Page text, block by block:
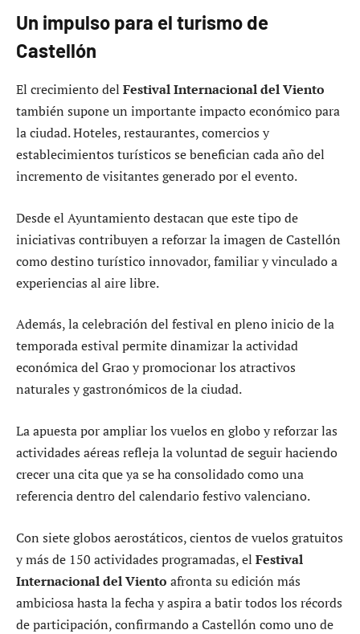
Un impulso para el turismo de
Castellón
El crecimiento del Festival Internacional del Viento
también supone un importante impacto económico para
la ciudad. Hoteles, restaurantes, comercios y
establecimientos turísticos se benefician cada año del
incremento de visitantes generado por el evento.
Desde el Ayuntamiento destacan que este tipo de
iniciativas contribuyen a reforzar la imagen de Castellón
como destino turístico innovador, familiar y vinculado a
experiencias al aire libre.
Además, la celebración del festival en pleno inicio de la
temporada estival permite dinamizar la actividad
económica del Grao y promocionar los atractivos
naturales y gastronómicos de la ciudad.
La apuesta por ampliar los vuelos en globo y reforzar las
actividades aéreas refleja la voluntad de seguir haciendo
crecer una cita que ya se ha consolidado como una
referencia dentro del calendario festivo valenciano.
Con siete globos aerostáticos, cientos de vuelos gratuitos
y más de 150 actividades programadas, el Festival
Internacional del Viento afronta su edición más
ambiciosa hasta la fecha y aspira a batir todos los récords
de participación, confirmando a Castellón como uno de